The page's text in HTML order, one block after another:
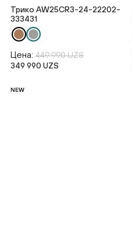
Трико AW25CR3-24-22202-
333431
Цена: 449 990 UZS
349 990 UZS
NEW